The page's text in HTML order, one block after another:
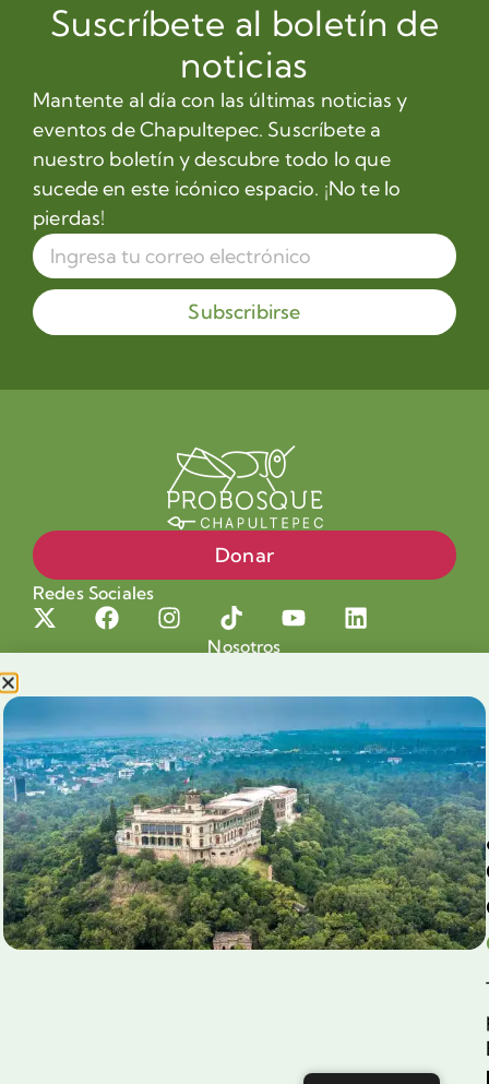
Suscríbete al boletín de
noticias
Mantente al día con las últimas noticias y
eventos de Chapultepec. Suscríbete a
nuestro boletín y descubre todo lo que
sucede en este icónico espacio. ¡No te lo
pierdas!
Subscribirse
Donar
Redes Sociales
Nosotros
Nuestra Causa
Productos con Causa
Blog
Voluntariado Chapultepec
Aliados
Legales
Prensa
Aviso de Privacidad